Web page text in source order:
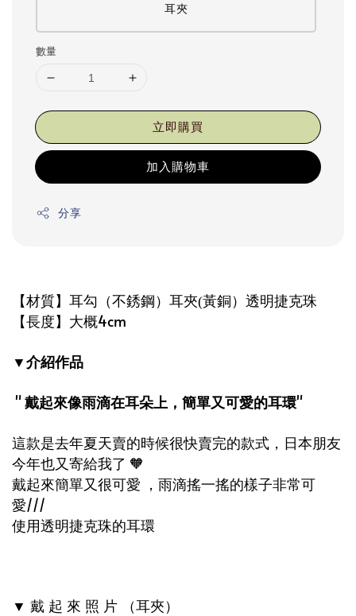
耳夾
數量
立即購買
加入購物車
分享
【材質】耳勾（不銹鋼）耳夾(黃銅）透明捷克珠
【長度】大概4cm
▼ 介紹作品
"戴起來像雨滴在耳朵上，簡單又可愛的耳環"
這款是去年夏天賣的時候很快賣完的款式，日本朋友
今年也又寄給我了 🧡
戴起來簡單又很可愛 ，雨滴搖一搖的樣子非常可
愛///
使用透明捷克珠的耳環
▼ 戴 起 來 照 片 （耳夾）